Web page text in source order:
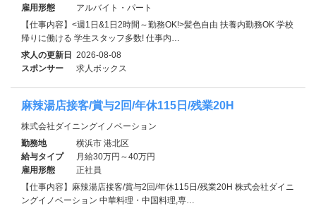
雇用形態
アルバイト・パート
【仕事内容】<週1日&1日2時間～勤務OK!>髪色自由 扶養内勤務OK 学校
帰りに働ける 学生スタッフ多数! 仕事内…
求人の更新日 2026-08-08
スポンサー
求人ボックス
麻辣湯店接客/賞与2回/年休115日/残業20H
株式会社ダイニングイノベーション
勤務地
横浜市 港北区
給与タイプ
月給30万円～40万円
雇用形態
正社員
【仕事内容】麻辣湯店接客/賞与2回/年休115日/残業20H 株式会社ダイニ
ングイノベーション 中華料理・中国料理,専…